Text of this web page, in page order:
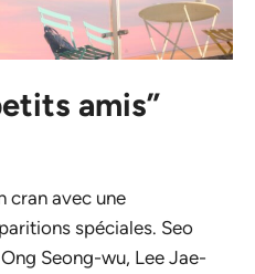
amis”
cran avec une
spéciales. Seo
Seong-wu, Lee Jae-